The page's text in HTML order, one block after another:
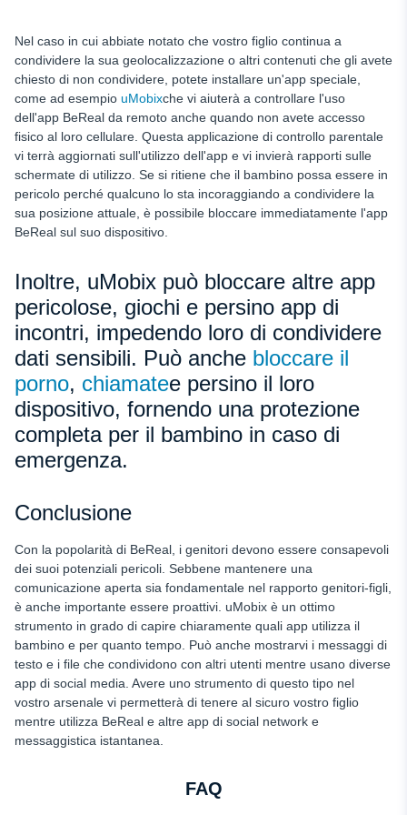
Nel caso in cui abbiate notato che vostro figlio continua a
condividere la sua geolocalizzazione o altri contenuti che gli avete
chiesto di non condividere, potete installare un'app speciale,
come ad esempio uMobixche vi aiuterà a controllare l'uso
dell'app BeReal da remoto anche quando non avete accesso
fisico al loro cellulare. Questa applicazione di controllo parentale
vi terrà aggiornati sull'utilizzo dell'app e vi invierà rapporti sulle
schermate di utilizzo. Se si ritiene che il bambino possa essere in
pericolo perché qualcuno lo sta incoraggiando a condividere la
sua posizione attuale, è possibile bloccare immediatamente l'app
BeReal sul suo dispositivo.
Inoltre, uMobix può bloccare altre app
pericolose, giochi e persino app di
incontri, impedendo loro di condividere
dati sensibili. Può anche bloccare il
porno, chiamatee persino il loro
dispositivo, fornendo una protezione
completa per il bambino in caso di
emergenza.
Conclusione
Con la popolarità di BeReal, i genitori devono essere consapevoli
dei suoi potenziali pericoli. Sebbene mantenere una
comunicazione aperta sia fondamentale nel rapporto genitori-figli,
è anche importante essere proattivi. uMobix è un ottimo
strumento in grado di capire chiaramente quali app utilizza il
bambino e per quanto tempo. Può anche mostrarvi i messaggi di
testo e i file che condividono con altri utenti mentre usano diverse
app di social media. Avere uno strumento di questo tipo nel
vostro arsenale vi permetterà di tenere al sicuro vostro figlio
mentre utilizza BeReal e altre app di social network e
messaggistica istantanea.
FAQ